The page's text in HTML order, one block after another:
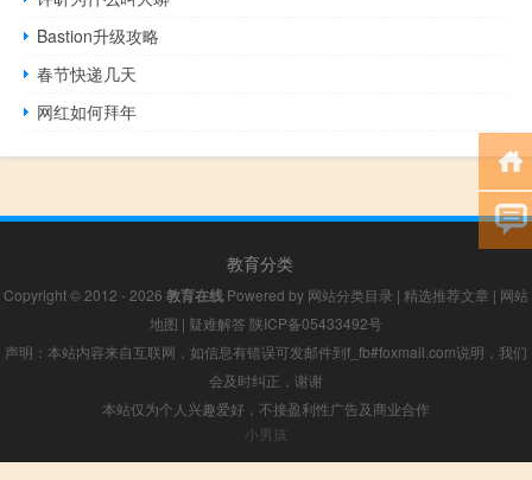
Bastion升级攻略
春节快递几天
网红如何拜年
教育分类
Copyright © 2012 - 2026 教育在线 Powered by 网站分类目录 | 精选推荐文章 | 网站
地图 | 疑难解答 陕ICP备05433492号
声明：本站内容来自互联网，如信息有错误可发邮件到f_fb#foxmail.com说明，我们
会及时纠正，谢谢
本站仅为个人兴趣爱好，不接盈利性广告及商业合作
小男孩